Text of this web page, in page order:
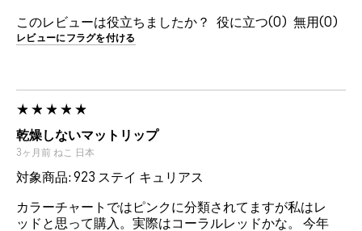
このレビューは役立ちましたか？ 0 0
レビューにフラグを付ける
乾燥しないマットリップ
3ヶ月前 ねこ 日本
対象商品: 923 ステイ キュリアス
カラーチャートではピンクに分類されてますが私はレ
ッドと思って購入。実際はコーラルレッドかな。 今年